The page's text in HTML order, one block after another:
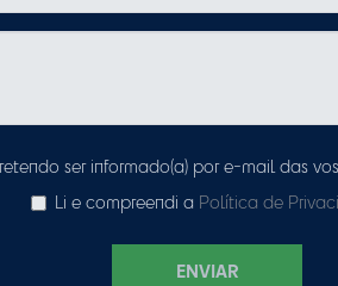
ser informado(a) por e-mail das
Li e compreendi a Política de
ENVIAR